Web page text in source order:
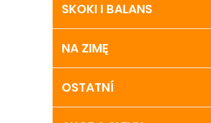
SKOKI I BALANS
NA ZIMĘ
OSTATNÍ